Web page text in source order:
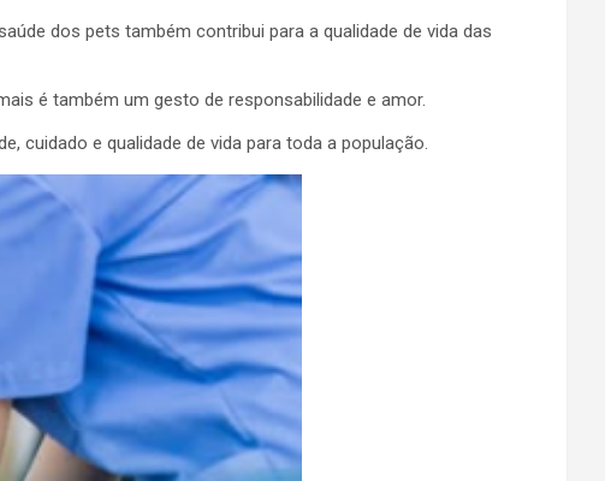
dos pets também contribui para a qualidade de vida das
é também um gesto de responsabilidade e amor.
cuidado e qualidade de vida para toda a população.